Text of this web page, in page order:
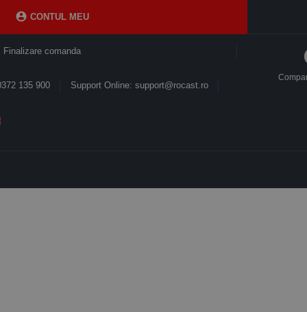
 CONTUL MEU
Finalizare comanda
Support Online: support@rocast.ro
135 900